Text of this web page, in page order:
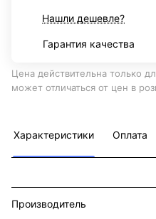
Нашли дешевле?
Гарантия качества
Цена действительна только
может отличаться от цен в
Характеристики Оплата
Производитель